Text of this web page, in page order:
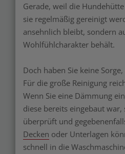
Gerade, weil die
sie regelmäßig gereinigt
ansehnlich bleibt, sondern
Wohlfühlcharakter behält.
Doch haben Sie keine
Für die große Reinigung
Wenn Sie eine Dämmung
diese bereits eingebaut
überprüft und
Decken oder Unterlagen
schnell in die